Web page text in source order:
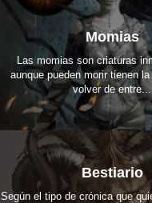
Momias
Las momias son criaturas
aunque pueden morir tienen
volver de entre...
Bestiario
Según el tipo de crónica que